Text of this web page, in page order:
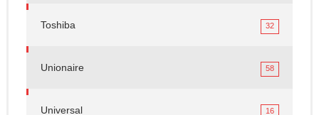
Toshiba 32
Unionaire 58
Universal 16